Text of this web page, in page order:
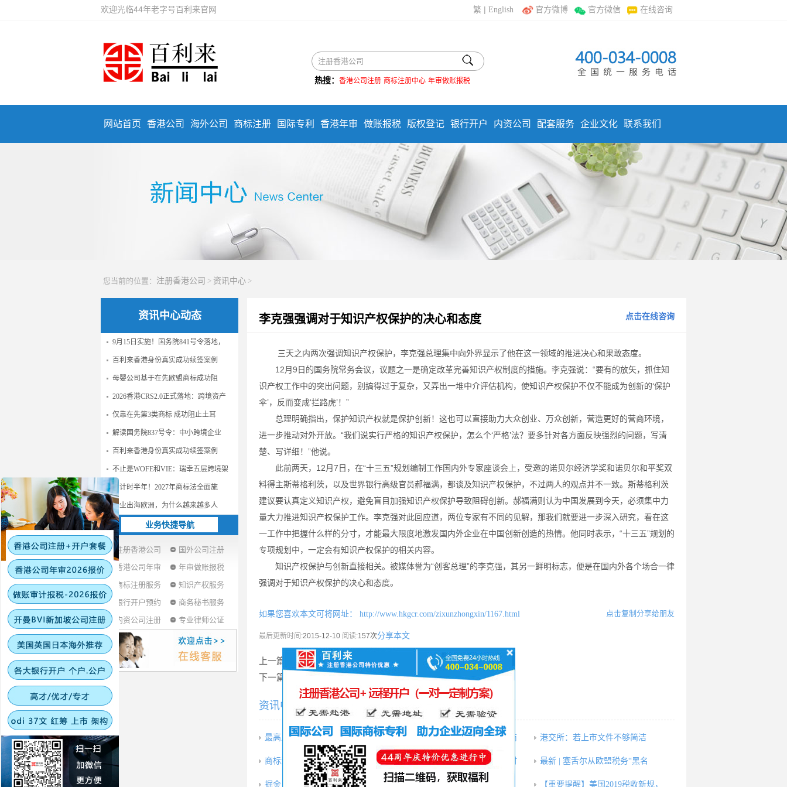
欢迎光临44年老字号百利来官网 繁 |English 官方微博 官方微信 在线咨询
热搜： 香港公司注册 商标注册中心 年审做账报税
网站首页 香港公司 海外公司 商标注册 国际专利 香港年审 做账报税 版权登记 银行开户 内资公司 配套服务 企业文化 联系我们
您当前的位置： 注册香港公司 > 资讯中心 >
资讯中心动态
9月15日实施！国务院841号令落地，
百利来香港身份真实成功续签案例
母婴公司基于在先欧盟商标成功阻
2026香港CRS2.0正式落地：跨境资产
仅靠在先第3类商标 成功阻止土耳
解读国务院837号令：中小跨境企业
百利来香港身份真实成功续签案例
不止是WOFE和VIE：瑞幸五层跨境架
倒计时半年！2027年商标法全面施
企业出海欧洲，为什么越来越多人
业务快捷导航
注册香港公司
国外公司注册
香港公司年审
年审做账报税
商标注册服务
知识产权服务
银行开户预约
商务秘书服务
内资公司注册
专业律师公证
李克强强调对于知识产权保护的决心和态度 点击在线咨询
三天之内两次强调知识产权保护，李克强总理集中向外界显示了他在这一领域的推进决心和果敢态度。
12月9日的国务院常务会议，议题之一是确定改革完善知识产权制度的措施。李克强说：“要有的放矢，抓住知
识产权工作中的突出问题，别搞得过于复杂，又弄出一堆中介评估机构，使知识产权保护不仅不能成为创新的‘保护
伞’，反而变成‘拦路虎’！”
总理明确指出，保护知识产权就是保护创新！这也可以直接助力大众创业、万众创新，营造更好的营商环境，
进一步推动对外开放。“我们说实行严格的知识产权保护，怎么个‘严格’法？要多针对各方面反映强烈的问题，写清
楚、写详细！”他说。
此前两天，12月7日，在“十三五”规划编制工作国内外专家座谈会上，受邀的诺贝尔经济学奖和诺贝尔和平奖双
料得主斯蒂格利茨，以及世界银行高级官员郝福满，都谈及知识产权保护，不过两人的观点并不一致。斯蒂格利茨
建议要认真定义知识产权，避免盲目加强知识产权保护导致阻碍创新。郝福满则认为中国发展到今天，必须集中力
量大力推进知识产权保护工作。李克强对此回应道，两位专家有不同的见解，那我们就要进一步深入研究，看在这
一工作中把握什么样的分寸，才能最大限度地激发国内外企业在中国创新创造的热情。他同时表示，“十三五”规划的
专项规划中，一定会有知识产权保护的相关内容。
知识产权保护与创新直接相关。被媒体誉为“创客总理”的李克强，其另一鲜明标志，便是在国内外各个场合一律
强调对于知识产权保护的决心和态度。
如果您喜欢本文可将网址： http://www.hkgcr.com/zixunzhongxin/1167.html 点击复制分享给朋友
最后更新时间:2015-12-10 阅读:157次分享本文
上一篇： 外汇局政策新闻发布会释放重要信号
下一篇： 内地继续是香港对外直接投资重要目的地
资讯中心相关内容推荐：
最高人民法院知识产权法庭典型 挪威新商标法生效后注册黑白商 港交所：若上市文件不够简洁
商标注册和商标保护一定要懂得 中国进入海外直接投资大扩张时 最新 | 塞舌尔从欧盟税务“黑名
掘金日本：机遇诱人，挑战暗藏 香港强积金“懒人基金” 预计明 【重要提醒】美国2019税收新规，